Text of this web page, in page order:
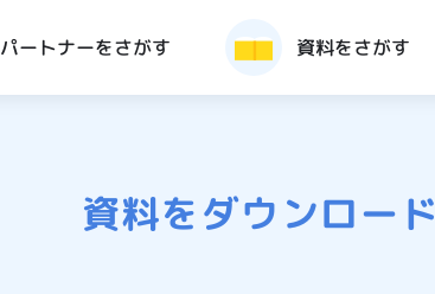
パートナーをさがす 資料をさがす
資料をダウンロード